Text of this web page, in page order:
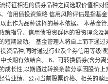
特征相近的债券品种之间选取价值相
信用债投资策略 信用风险评估是指基
此作为品种选择的基本依据。 本基金
策指导、信用债投资群体的投资理念
短期波动。 基金管理人将自上而下通
资品种;同时通过行业及个券信用等级
长期有效结合。 6、可转换债券(含分
成长性,以期通过转换条款分享因股价
营业绩、公司当前股票价格、相关的